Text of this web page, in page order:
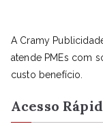
A Cramy
atende PMEs com
custo benefício.
Acesso